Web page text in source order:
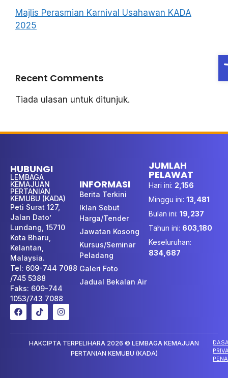
Majlis Perasmian Karnival Usahawan KADA
2025
Recent Comments
Tiada ulasan untuk ditunjuk.
HUBUNGI
LEMBAGA
KEMAJUAN
PERTANIAN
KEMUBU (KADA)
Peti Surat 127,
Jalan Dato’
Lundang, 15710
Kota Bharu,
Kelantan,
Malaysia.
Tel: 609-744 7088
/745 5388
Faks: 609-744
1053/743 7088
INFORMASI
Berita Terkini
Iklan Sebut
Harga/Tender
Jawatan Kosong
Kursus/Seminar
Peladang
Galeri Foto
Jadual Bekalan Air
JUMLAH
PELAWAT
Hari ini: 2,156
Minggu ini: 13,481
Bulan ini: 19,237
Tahun ini: 603,180
Keseluruhan:
834,687
HAKCIPTA TERPELIHARA 2026 © LEMBAGA KEMAJUAN
PERTANIAN KEMUBU (KADA)